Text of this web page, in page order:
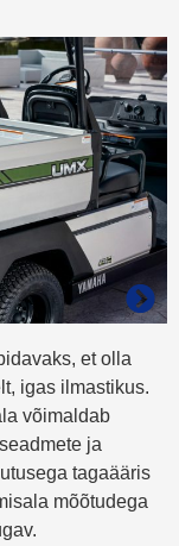
et olla
igas ilmastikus.
võimaldab
ja
tagaääris
mõõtudega